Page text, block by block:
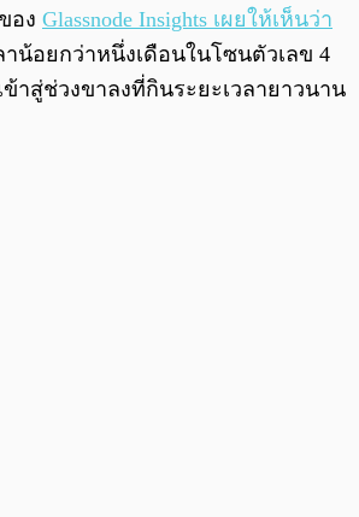
อง Glassnode Insights เผยให้เห็นว่า
าน้อยกว่าหนึ่งเดือนในโซนตัวเลข 4
าสู่ช่วงขาลงที่กินระยะเวลายาวนาน